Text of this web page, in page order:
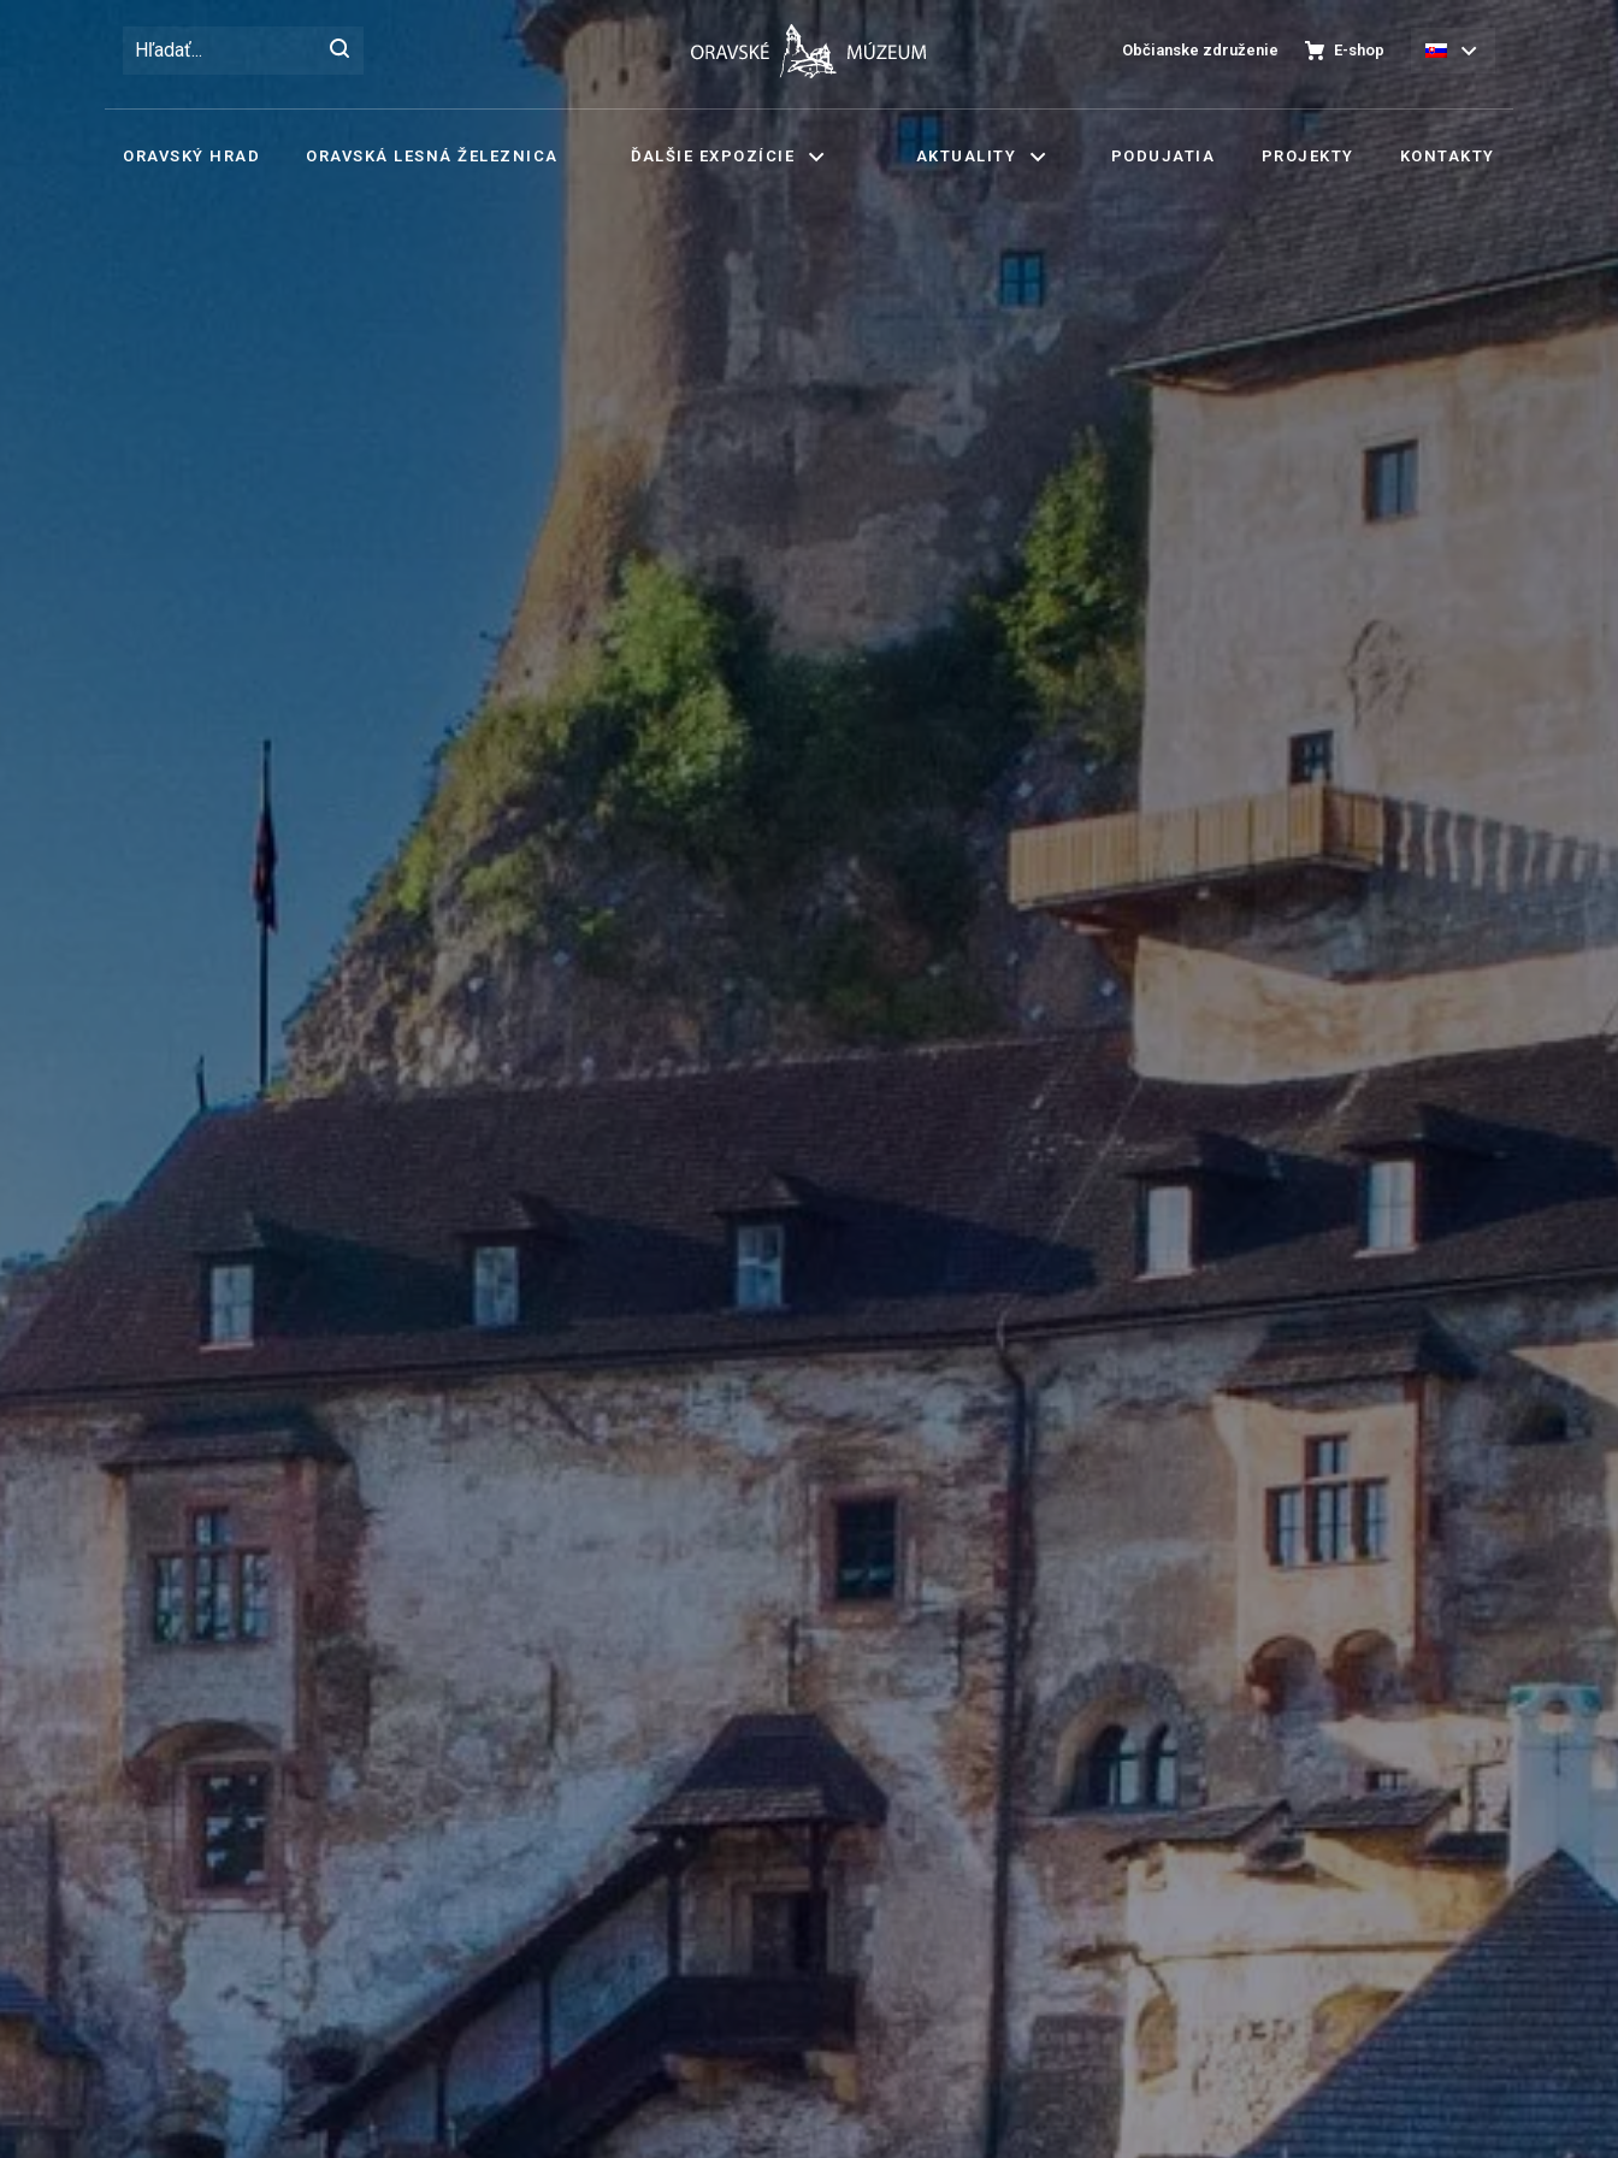
Občianske združenie E-shop
ORAVSKÝ HRAD ORAVSKÁ LESNÁ ŽELEZNICA ĎALŠIE EXPOZÍCIE AKTUALITY PODUJATIA PROJEKTY KONTAKTY